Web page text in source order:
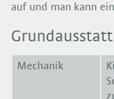
auf und man kann
Mechanik